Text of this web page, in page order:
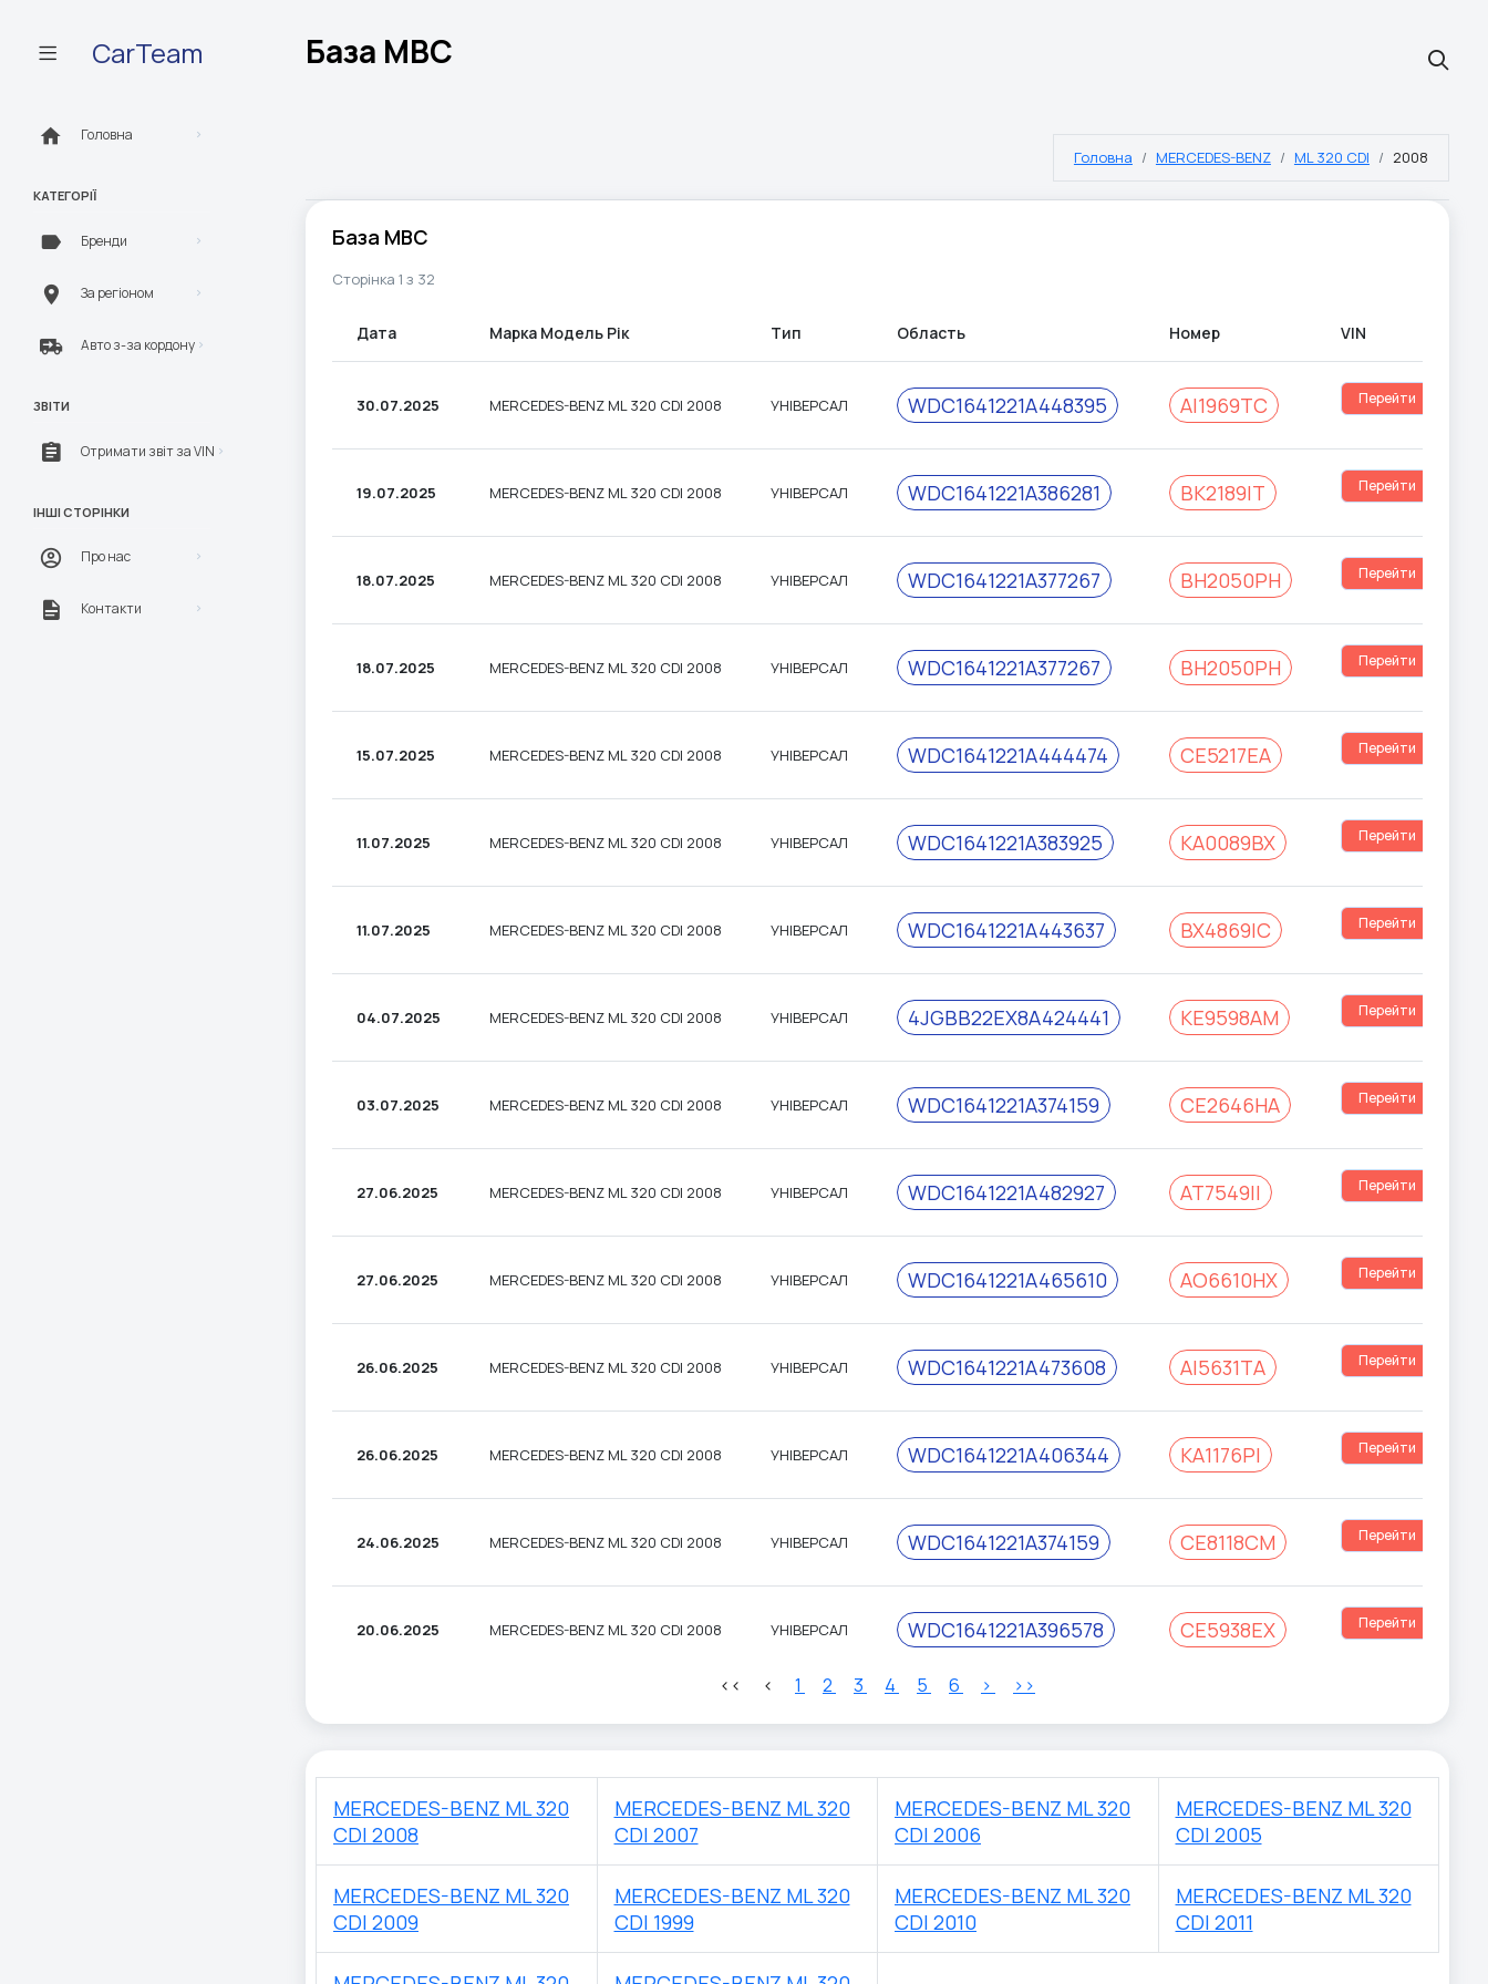
CarTeam База МВС
Головна
КАТЕГОРІЇ
Бренди
За регіоном
Авто з-за кордону
ЗВІТИ
Отримати звіт за VIN
ІНШІ СТОРІНКИ
Про нас
Контакти
Головна MERCEDES-BENZ ML 320 CDI 2008
База МВС
Сторінка 1 з 32
Дата Марка Модель Рік Тип Область Номер VIN
30.07.2025 MERCEDES-BENZ ML 320 CDI 2008 УНІВЕРСАЛ WDC1641221A448395 АІ1969ТС Перейти
19.07.2025 MERCEDES-BENZ ML 320 CDI 2008 УНІВЕРСАЛ WDC1641221A386281 ВК2189ІТ Перейти
18.07.2025 MERCEDES-BENZ ML 320 CDI 2008 УНІВЕРСАЛ WDC1641221A377267 ВН2050РН Перейти
18.07.2025 MERCEDES-BENZ ML 320 CDI 2008 УНІВЕРСАЛ WDC1641221A377267 ВН2050РН Перейти
15.07.2025 MERCEDES-BENZ ML 320 CDI 2008 УНІВЕРСАЛ WDC1641221A444474 СЕ5217ЕА Перейти
11.07.2025 MERCEDES-BENZ ML 320 CDI 2008 УНІВЕРСАЛ WDC1641221A383925 КА0089ВХ Перейти
11.07.2025 MERCEDES-BENZ ML 320 CDI 2008 УНІВЕРСАЛ WDC1641221A443637 ВХ4869ІС Перейти
04.07.2025 MERCEDES-BENZ ML 320 CDI 2008 УНІВЕРСАЛ 4JGBB22EX8A424441 КЕ9598АМ Перейти
03.07.2025 MERCEDES-BENZ ML 320 CDI 2008 УНІВЕРСАЛ WDC1641221A374159 СЕ2646НА Перейти
27.06.2025 MERCEDES-BENZ ML 320 CDI 2008 УНІВЕРСАЛ WDC1641221A482927 АТ7549ІІ Перейти
27.06.2025 MERCEDES-BENZ ML 320 CDI 2008 УНІВЕРСАЛ WDC1641221A465610 АО6610НХ Перейти
26.06.2025 MERCEDES-BENZ ML 320 CDI 2008 УНІВЕРСАЛ WDC1641221A473608 АІ5631ТА Перейти
26.06.2025 MERCEDES-BENZ ML 320 CDI 2008 УНІВЕРСАЛ WDC1641221A406344 КА1176РІ Перейти
24.06.2025 MERCEDES-BENZ ML 320 CDI 2008 УНІВЕРСАЛ WDC1641221A374159 СЕ8118СМ Перейти
20.06.2025 MERCEDES-BENZ ML 320 CDI 2008 УНІВЕРСАЛ WDC1641221A396578 СЕ5938ЕХ Перейти
<< < 1 2 3 4 5 6 > >>
MERCEDES-BENZ ML 320
CDI 2008
MERCEDES-BENZ ML 320
CDI 2007
MERCEDES-BENZ ML 320
CDI 2006
MERCEDES-BENZ ML 320
CDI 2005
MERCEDES-BENZ ML 320
CDI 2009
MERCEDES-BENZ ML 320
CDI 1999
MERCEDES-BENZ ML 320
CDI 2010
MERCEDES-BENZ ML 320
CDI 2011